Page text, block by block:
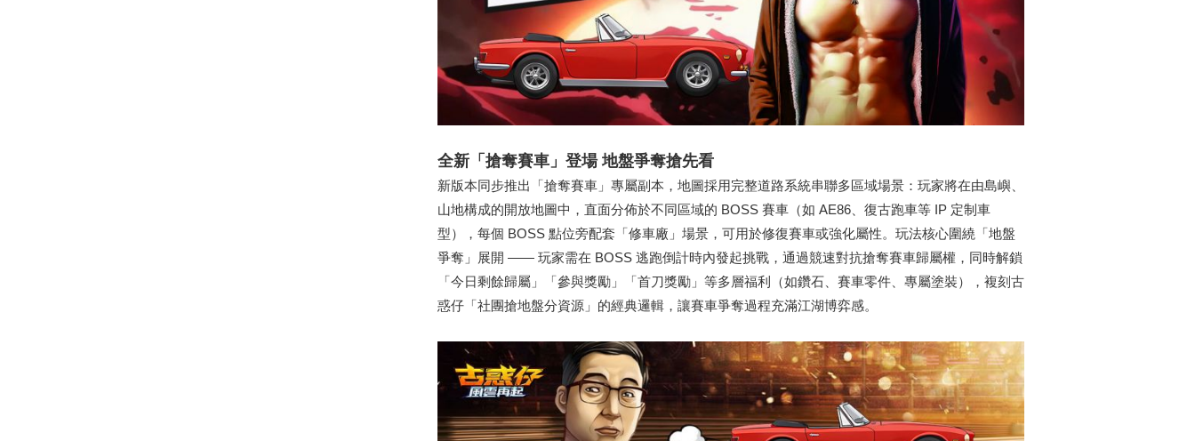
全新「搶奪賽車」登場 地盤爭奪搶先看
新版本同步推出「搶奪賽車」專屬副本，地圖採用完整道路系統串聯多區域場景：玩家將在由島嶼、
山地構成的開放地圖中，直面分佈於不同區域的 BOSS 賽車（如 AE86、復古跑車等 IP 定制車
型），每個 BOSS 點位旁配套「修車廠」場景，可用於修復賽車或強化屬性。玩法核心圍繞「地盤
爭奪」展開 —— 玩家需在 BOSS 逃跑倒計時內發起挑戰，通過競速對抗搶奪賽車歸屬權，同時解鎖
「今日剩餘歸屬」「參與獎勵」「首刀獎勵」等多層福利（如鑽石、賽車零件、專屬塗裝），複刻古
惑仔「社團搶地盤分資源」的經典邏輯，讓賽車爭奪過程充滿江湖博弈感。